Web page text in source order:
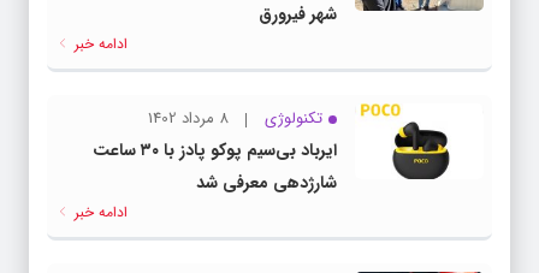
شهر فیرورق
ادامه خبر
تکنولوژی 8 مرداد 1402
ایرباد بی‌سیم پوکو پادز با ۳۰ ساعت
شارژدهی معرفی شد
ادامه خبر